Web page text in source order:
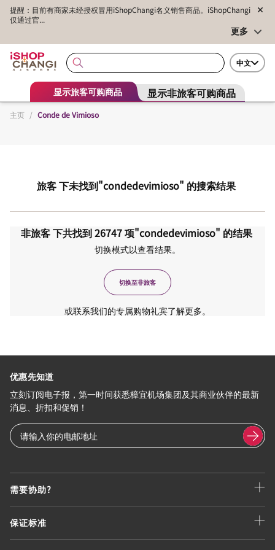
提醒：目前有商家未经授权冒用iShopChangi名义销售商品。iShopChangi
仅通过官...
更多
中文
显示旅客可购商品 显示非旅客可购商品
主页 / Conde de Vimioso
旅客下未找到"condedevimioso" 的搜索结果
非旅客下共找到26747项"condedevimioso" 的结果
切换模式以查看结果。
切换至非旅客
或联系我们的专属购物礼宾了解更多。
需要协助?
保证标准
优惠先知道
立刻订阅电子报，第一时间获悉樟宜机场集团及其商业伙伴的最新
消息、折扣和促销！